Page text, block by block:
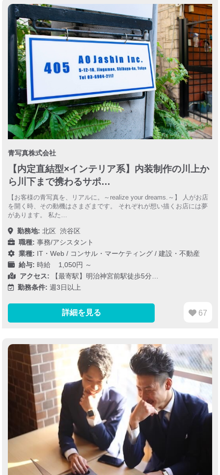
青写真株式会社
【内定直結型×インテリア系】内装制作の川上か
ら川下まで携わるサポ…
【お客様の青写真を、リアルに。～realize your dreams.～】 人がお店
を開く時、その動機はさまざまです。 それぞれが想い描くお店には夢
があります。 私た…
勤務地: 北区 渋谷区
職種: 事務/アシスタント
業種: IT・Web / コンサル・マーケティング /建設・不動産
給与: 時給 1,050円 ～
アクセス:
【最寄駅】明治神宮前駅徒歩5分…
勤務条件: 週3日以上
詳細を見る 67